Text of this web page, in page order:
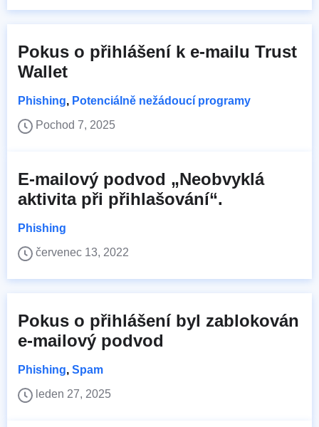
Pokus o přihlášení k e-mailu Trust
Wallet
Phishing, Potenciálně nežádoucí programy
Pochod 7, 2025
E-mailový podvod „Neobvyklá
aktivita při přihlašování“.
Phishing
červenec 13, 2022
Pokus o přihlášení byl zablokován
e-mailový podvod
Phishing, Spam
leden 27, 2025